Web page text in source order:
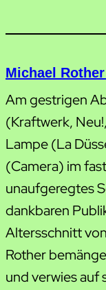
Michael
Am gestrigen
(Kraftwerk,
Lampe (La
(Camera) im
unaufgeregtes
dankbaren
Altersschnitt
Rother
und verwies auf